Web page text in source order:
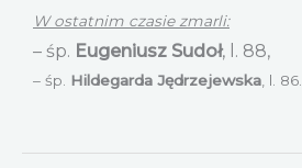
W ostatnim czasie zmarli:
– śp. Eugeniusz Sudoł, l. 88,
– śp. Hildegarda Jędrzejewska, l. 86.